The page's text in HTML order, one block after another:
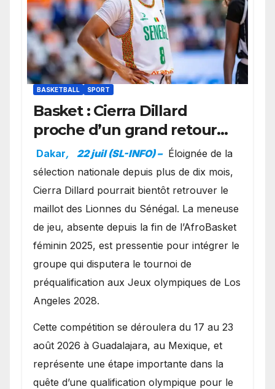
BASKETBALL SPORT
Basket : Cierra Dillard
proche d’un grand retour
avec les Lionnes ?
Dakar, 22 juil (SL-INFO) – Éloignée de la
sélection nationale depuis plus de dix mois,
Cierra Dillard pourrait bientôt retrouver le
maillot des Lionnes du Sénégal. La meneuse
de jeu, absente depuis la fin de l’AfroBasket
féminin 2025, est pressentie pour intégrer le
groupe qui disputera le tournoi de
préqualification aux Jeux olympiques de Los
Angeles 2028.
Cette compétition se déroulera du 17 au 23
août 2026 à Guadalajara, au Mexique, et
représente une étape importante dans la
quête d’une qualification olympique pour le